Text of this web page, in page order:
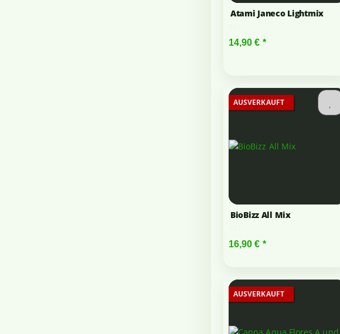
Atami Janeco Lightmix
14,90 € *
AUSVERKAUFT
BioBizz All Mix
16,90 € *
AUSVERKAUFT